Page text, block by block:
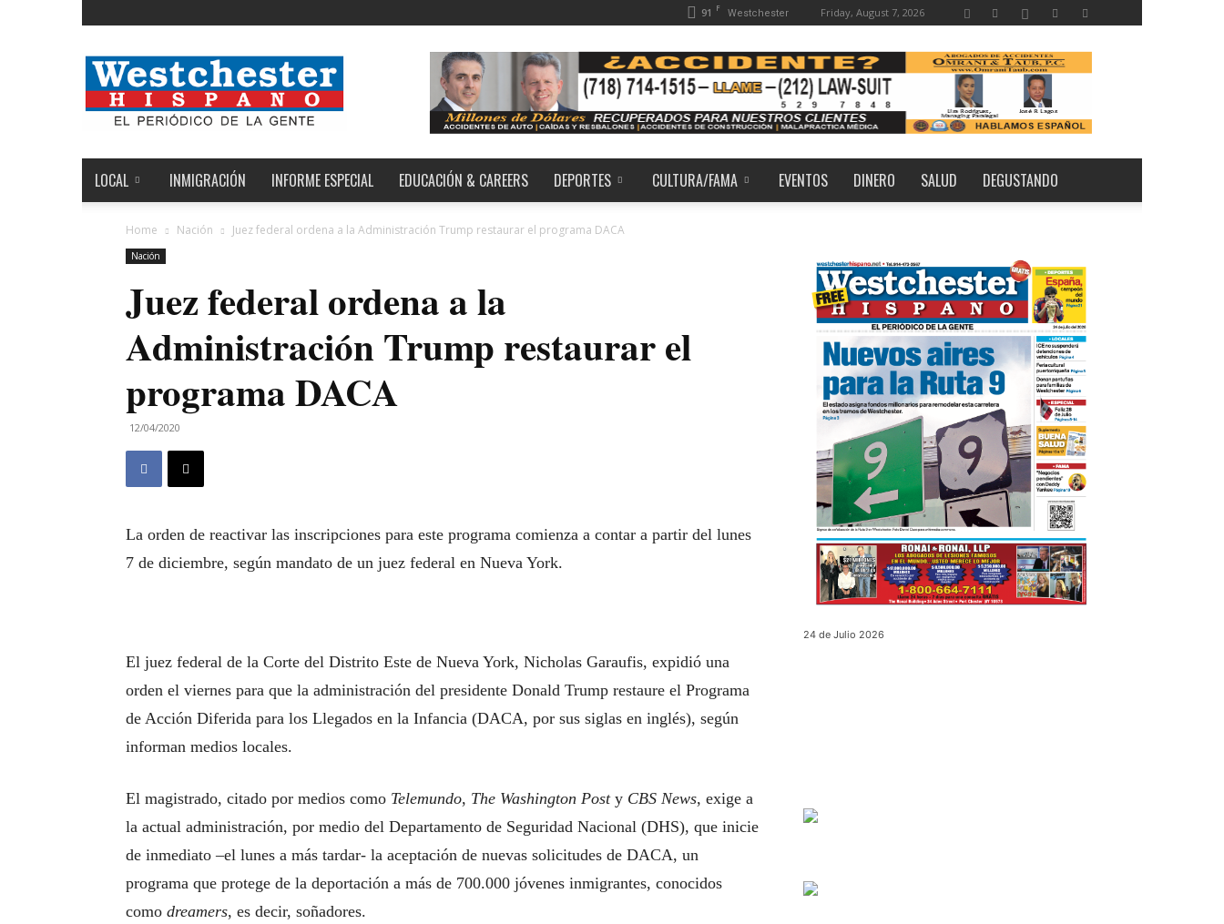
91 F Westchester Friday, August 7, 2026
Noticias
de
Westchester,
Estados
y
el
Mundo
LOCAL INMIGRACIÓN INFORME ESPECIAL EDUCACIÓN & CAREERS DEPORTES CULTURA/FAMA EVENTOS DINERO SALUD DEGUSTANDO
Home Nación Juez federal ordena a la Administración Trump restaurar el programa DACA
Nación
Juez federal ordena a la
Administración Trump restaurar el
programa DACA
12/04/2020
La orden de reactivar las inscripciones para este programa comienza a contar a partir del lunes
7 de diciembre, según mandato de un juez federal en Nueva York.
El juez federal de la Corte del Distrito Este de Nueva York, Nicholas Garaufis, expidió una
orden el viernes para que la administración del presidente Donald Trump restaure el Programa
de Acción Diferida para los Llegados en la Infancia (DACA, por sus siglas en inglés), según
informan medios locales.
El magistrado, citado por medios como Telemundo, The Washington Posty CBS News, exige a
la actual administración, por medio del Departamento de Seguridad Nacional (DHS), que inicie
de inmediato –el lunes a más tardar- la aceptación de nuevas solicitudes de DACA, un
programa que protege de la deportación a más de 700.000 jóvenes inmigrantes, conocidos
como dreamers, es decir, soñadores.
24 de Julio 2026